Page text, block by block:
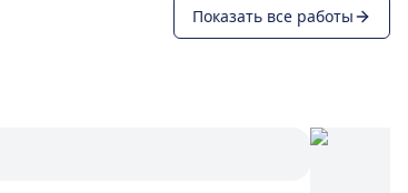
Показать все работы